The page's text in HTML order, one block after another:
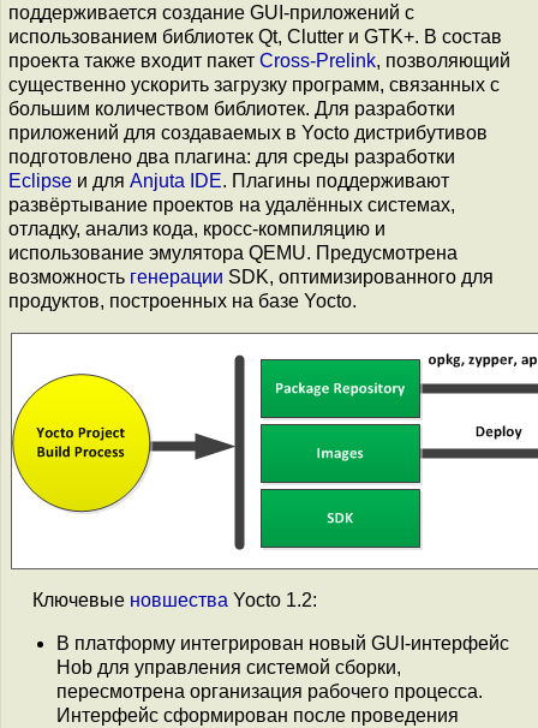
поддерживается создание GUI-приложений с
использованием библиотек Qt, Clutter и GTK+. В состав
проекта также входит пакет Cross-Prelink, позволяющий
существенно ускорить загрузку программ, связанных с
большим количеством библиотек. Для разработки
приложений для создаваемых в Yocto дистрибутивов
подготовлено два плагина: для среды разработки
Eclipse и для Anjuta IDE. Плагины поддерживают
развёртывание проектов на удалённых системах,
отладку, анализ кода, кросс-компиляцию и
использование эмулятора QEMU. Предусмотрена
возможность генерации SDK, оптимизированного для
продуктов, построенных на базе Yocto.
Ключевые новшества Yocto 1.2:
В платформу интегрирован новый GUI-интерфейс
Hob для управления системой сборки,
пересмотрена организация рабочего процесса.
Интерфейс сформирован после проведения